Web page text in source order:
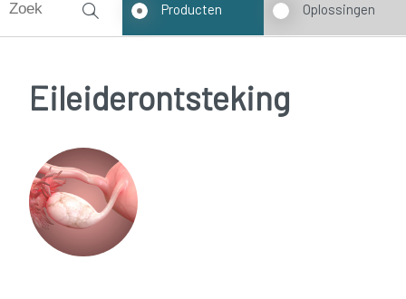
Producten Oplossingen
Eileiderontsteking